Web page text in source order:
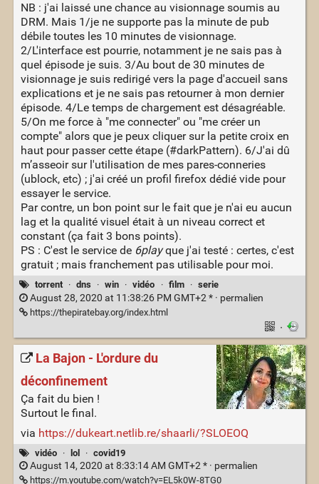
NB : j'ai laissé une chance au visionnage soumis au
DRM. Mais 1/je ne supporte pas la minute de pub
débile toutes les 10 minutes de visionnage.
2/L'interface est pourrie, notamment je ne sais pas à
quel épisode je suis. 3/Au bout de 30 minutes de
visionnage je suis redirigé vers la page d'accueil sans
explications et je ne sais pas retourner à mon dernier
épisode. 4/Le temps de chargement est désagréable.
5/On me force à "me connecter" ou "me créer un
compte" alors que je peux cliquer sur la petite croix en
haut pour passer cette étape (#darkPattern). 6/J'ai dû
m’asseoir sur l'utilisation de mes pares-conneries
(ublock, etc) ; j'ai créé un profil firefox dédié vide pour
essayer le service.
Par contre, un bon point sur le fait que je n'ai eu aucun
lag et la qualité visuel était à un niveau correct et
constant (ça fait 3 bons points).
PS : C'est le service de 6playque j'ai testé : certes, c'est
gratuit ; mais franchement pas utilisable pour moi.
torrent · dns · win · vidéo · film · serie
August 28, 2020 at 11:38:26 PM GMT+2 * · permalien
https://thepiratebay.org/index.html
·
La Bajon - L'ordure du
déconfinement
Ça fait du bien !
Surtout le final.
via https://dukeart.netlib.re/shaarli/?SLOEOQ
vidéo · lol · covid19
August 14, 2020 at 8:33:14 AM GMT+2 * · permalien
https://m.youtube.com/watch?v=EL5k0W-8TG0